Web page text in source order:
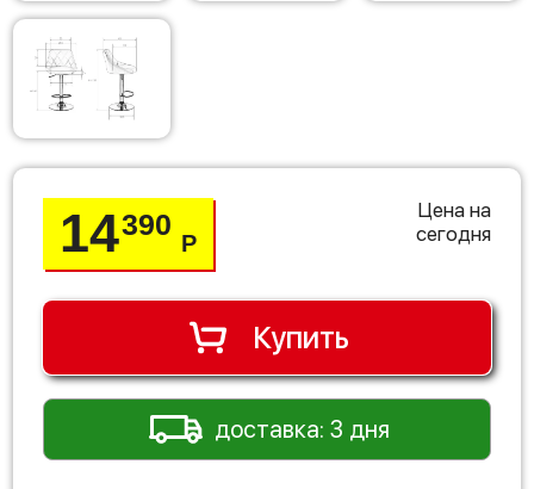
14390
Р
Цена на
сегодня
Купить
доставка: 3 дня